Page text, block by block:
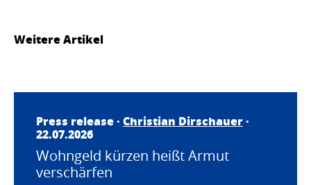
Weitere Artikel
Press release · Christian Dirschauer·
22.07.2026
Wohngeld kürzen heißt Armut
verschärfen